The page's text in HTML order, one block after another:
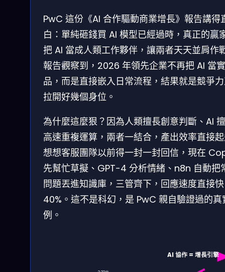
PwC 這份《AI 合作驅動商業增長》報告講得
白：單純砸錢買 AI 模型已經過時，真正的贏
把 AI 當成人類工作夥伴，讓兩者天天並肩作
報告觀察到，2026 年領先企業不再把 AI 當
品，而是直接嵌入日常流程，結果就是競爭
拉開好幾個身位。
為什麼這麼狠？因為人類擅長創意判斷、AI
高速重複運算，兩者一結合，產出效率直接
想想客服團隊以前得一封一封回信，現在
先幫忙草擬、GPT-4 分析情緒、n8n 自動把
問題丟進知識庫，三管齊下，回應速度直接快
40%。這不是科幻，是 PwC 親自驗證過的真
例。
AI 協作 = 增長引擎